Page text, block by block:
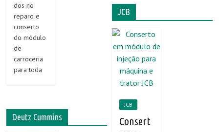
dos no
reparo e
conserto
do módulo
de
carroceria
para toda
Deutz Cummins
JCB
JCB
Consert